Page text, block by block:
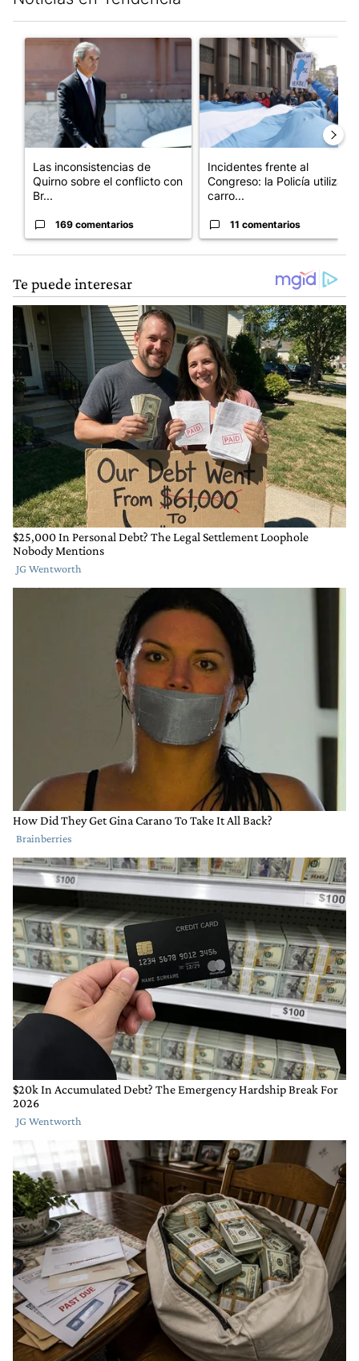
Un artículo de tendencia con el título "Las inconsistencias de
Las inconsistencias de
Quirno sobre el conflicto con
Br...
169 comentarios
Un artículo de tendencia con
Incidentes frente al
Congreso: la Policía utiliza
carro...
11 comentarios